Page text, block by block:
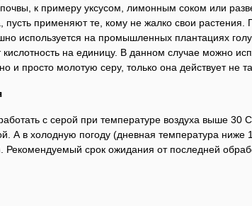
к примеру уксусом, лимонным соком или
пусть применяют те, кому не жалко свои
используется на промышленных плантациях
на единицу. В данном случае можно
и просто молотую серу, только она действует не
с серой при температуре воздуха выше 30
А в холодную погоду (дневная температура ниже
Рекомендуемый срок ожидания от последней